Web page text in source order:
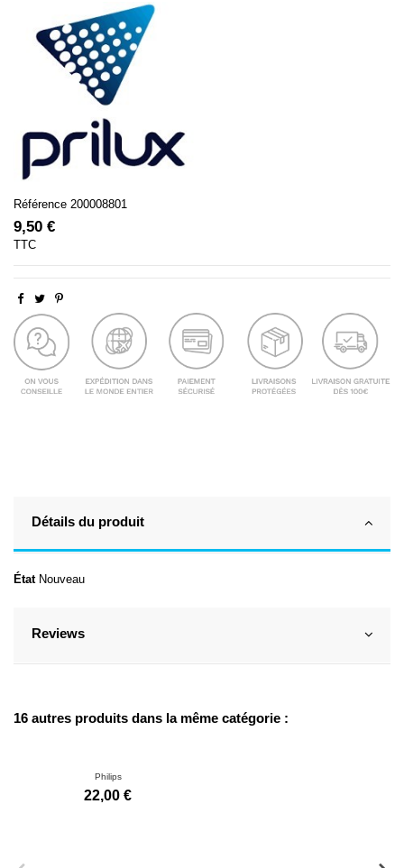
Référence 200008801
9,50 €
TTC
Détails du produit
État Nouveau
Reviews
16 autres produits dans la même catégorie :
Philips
22,00 €